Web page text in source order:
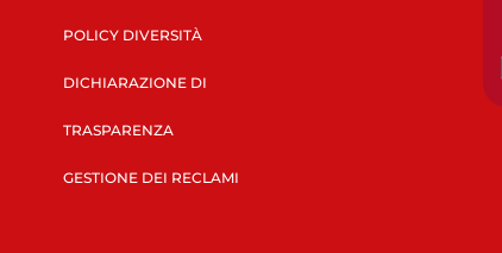
POLICY DIVERSITÀ
DICHIARAZIONE DI
TRASPARENZA
GESTIONE DEI RECLAMI